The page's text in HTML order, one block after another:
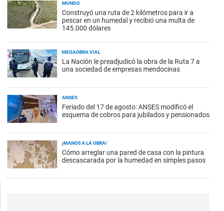
MUNDO
Construyó una ruta de 2 kilómetros para ir a
pescar en un humedal y recibió una multa de
145.000 dólares
MEGAOBRA VIAL
La Nación le preadjudicó la obra de la Ruta 7 a
una sociedad de empresas mendocinas
ANSES
Feriado del 17 de agosto: ANSES modificó el
esquema de cobros para jubilados y pensionados
¡MANOS A LA OBRA!
Cómo arreglar una pared de casa con la pintura
descascarada por la humedad en simples pasos